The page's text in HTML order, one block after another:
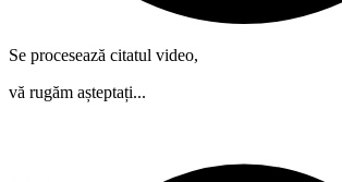
Se procesează citatul video,
vă rugăm așteptați...